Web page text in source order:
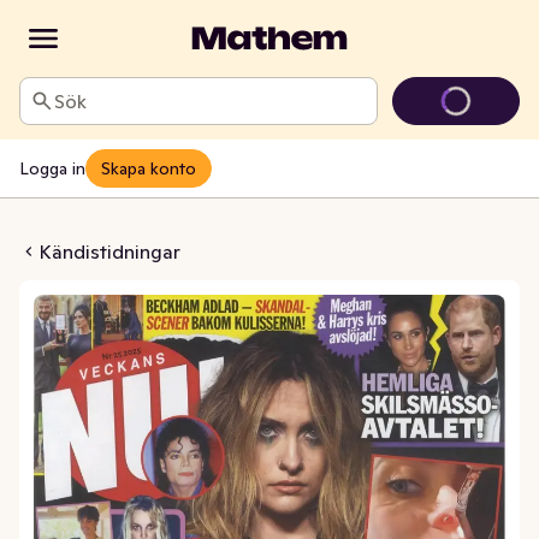
Sök
Logga in Skapa konto
Kändistidningar
Nu! Tidsam